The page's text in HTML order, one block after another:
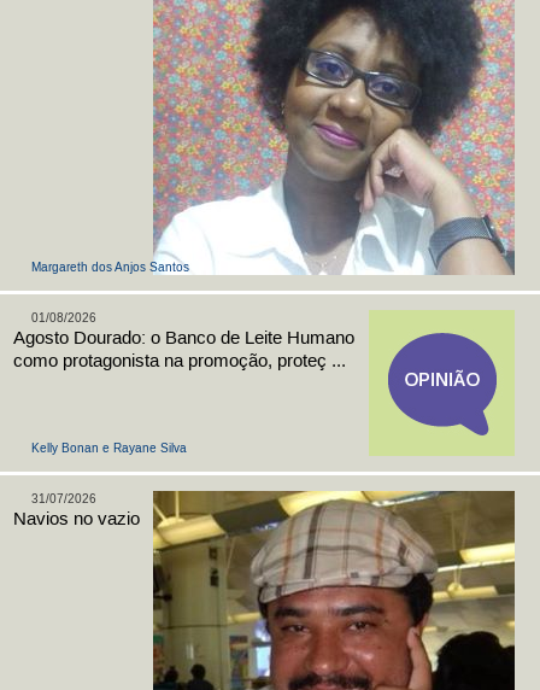
Margareth dos Anjos Santos
Kelly Bonan e Rayane Silva
01/08/2026
Agosto Dourado: o Banco de Leite Humano
como protagonista na promoção, proteç ...
31/07/2026
Navios no vazio